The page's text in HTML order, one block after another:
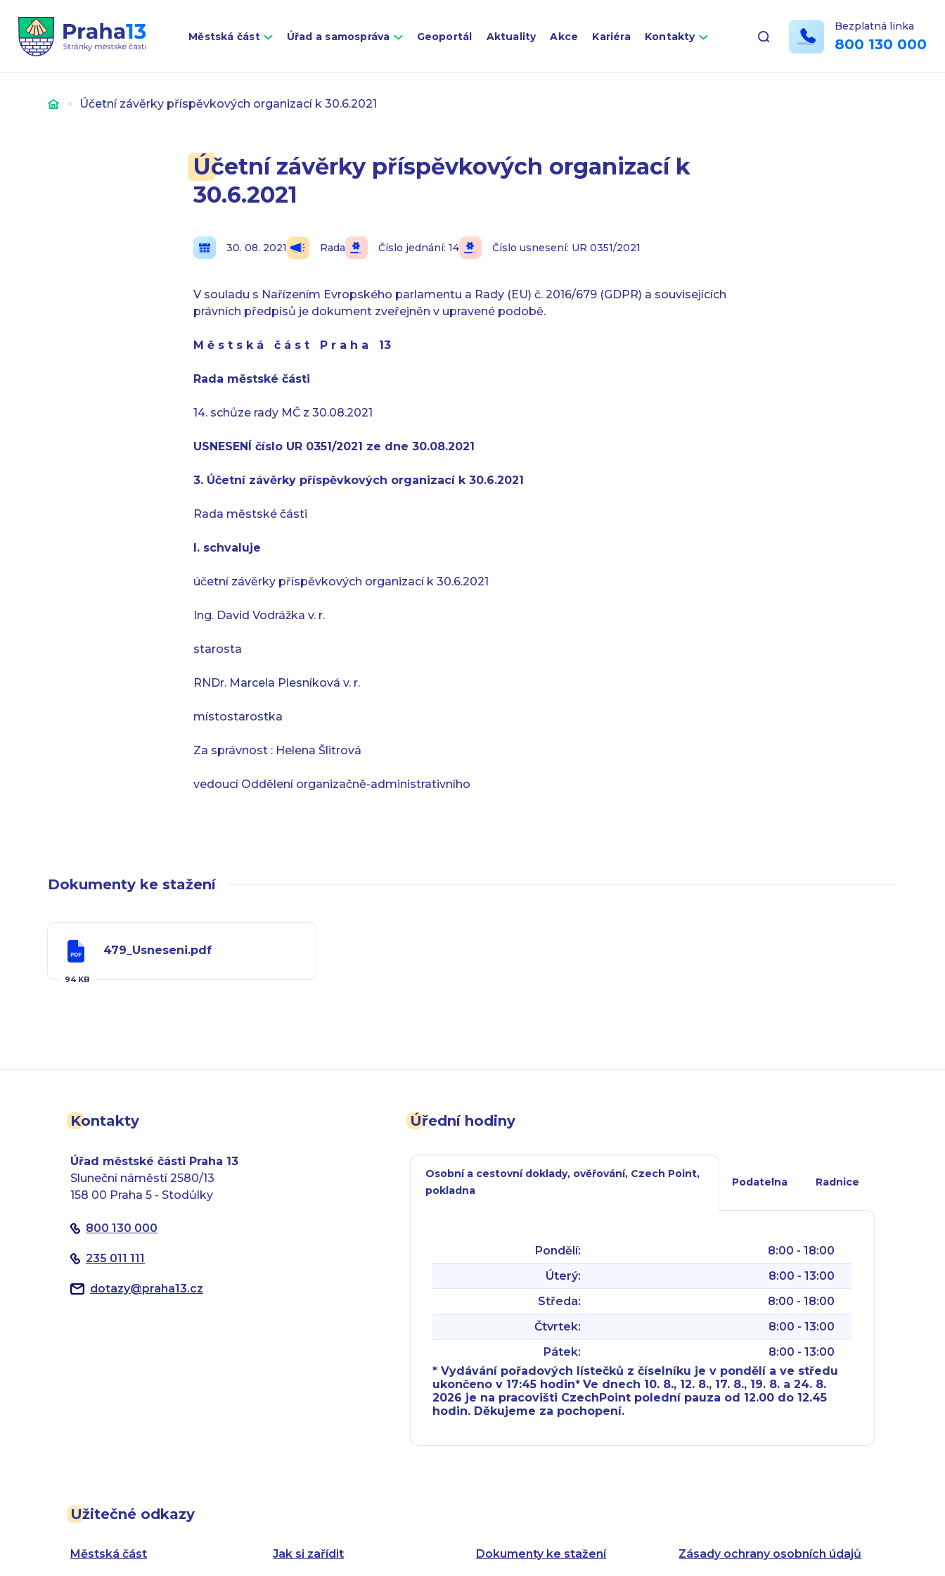
Městská část Úřad a samospráva Geoportál Aktuality Akce Kariéra Kontakty
Bezplatná linka
800 130 000
Úvod Účetní závěrky příspěvkových organizací k 30.6.2021
Účetní závěrky příspěvkových organizací k
30.6.2021
30. 08. 2021 Rada Číslo jednání: 14 Číslo usnesení: UR 0351/2021
V souladu s Nařízením Evropského parlamentu a Rady (EU) č. 2016/679 (GDPR) a souvisejících
právních předpisů je dokument zveřejněn v upravené podobě.
M ě s t s k á č á s t P r a h a 13
Rada městské části
14. schůze rady MČ z 30.08.2021
USNESENÍ číslo UR 0351/2021 ze dne 30.08.2021
3. Účetní závěrky příspěvkových organizací k 30.6.2021
Rada městské části
I. schvaluje
účetní závěrky příspěvkových organizací k 30.6.2021
Ing. David Vodrážka v. r.
starosta
RNDr. Marcela Plesníková v. r.
místostarostka
Za správnost : Helena Šlitrová
vedoucí Oddělení organizačně-administrativního
Dokumenty ke stažení
479_Usneseni.pdf
94 KB
Kontakty
Úřad městské části Praha 13
Sluneční náměstí 2580/13
158 00 Praha 5 - Stodůlky
800 130 000
235 011 111
dotazy@praha13.cz
Užitečné odkazy
Městská část Jak si zařídit Dokumenty ke stažení Zásady ochrany osobních údajů
Úřední hodiny
Osobní a cestovní doklady, ověřování, Czech Point,
pokladna
Podatelna Radnice
Pondělí:
8:00 - 18:00
Úterý:
8:00 - 13:00
Středa:
8:00 - 18:00
Čtvrtek:
8:00 - 13:00
Pátek:
8:00 - 13:00
* Vydávání pořadových lístečků z číselníku je v pondělí a ve středu
ukončeno v 17:45 hodin*Ve dnech 10. 8., 12. 8., 17. 8., 19. 8. a 24. 8.
2026 je na pracovišti CzechPoint polední pauza od 12.00 do 12.45
hodin. Děkujeme za pochopení.
Pátek:
8:00 - 14:30